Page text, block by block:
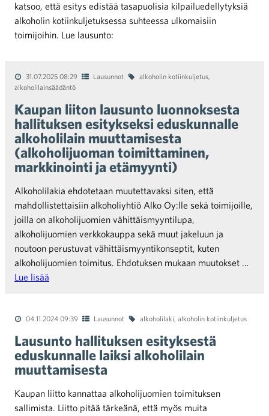
katsoo, että esitys edistää tasapuolisia kilpailuedellytyksiä
alkoholin kotiinkuljetuksessa suhteessa ulkomaisiin
toimijoihin. Lue lausunto:
31.07.2025 08:29 Lausunnot alkoholin kotiinkuljetus,
alkoholilainsäädäntö
Kaupan liiton lausunto luonnoksesta
hallituksen esitykseksi eduskunnalle
alkoholilain muuttamisesta
(alkoholijuoman toimittaminen,
markkinointi ja etämyynti)
Alkoholilakia ehdotetaan muutettavaksi siten, että
mahdollistettaisiin alkoholiyhtiö Alko Oy:lle sekä toimijoille,
joilla on alkoholijuomien vähittäismyyntilupa,
alkoholijuomien verkkokauppa sekä muut jakeluun ja
noutoon perustuvat vähittäismyyntikonseptit, kuten
alkoholijuomien toimitus. Ehdotuksen mukaan muutokset …
Lue lisää
04.11.2024 09:39 Lausunnot alkoholilaki, alkoholin kotiinkuljetus
Lausunto hallituksen esityksestä
eduskunnalle laiksi alkoholilain
muuttamisesta
Kaupan liitto kannattaa alkoholijuomien toimituksen
sallimista. Liitto pitää tärkeänä, että myös muita